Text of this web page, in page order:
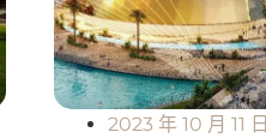
2023 年 10 月 11 日